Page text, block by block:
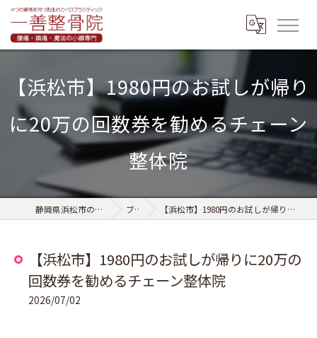
【浜松市】1980円のお試しが帰り
に20万の回数券を勧めるチェーン
整体院
静岡県浜松市の整骨なら一善整骨院 ブログ 【浜松市】1980円のお試しが帰りに20万の回数券を勧めるチェーン整体院
【浜松市】1980円のお試しが帰りに20万の
回数券を勧めるチェーン整体院
2026/07/02